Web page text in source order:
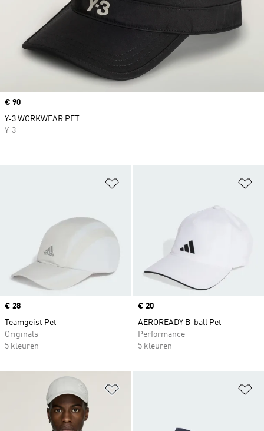
Price
€ 28
Teamgeist Pet
Originals
5 kleuren
Price
€ 20
AEROREADY B-ball Pet
Performance
5 kleuren
Price
€ 90
Y-3 WORKWEAR PET
Y-3